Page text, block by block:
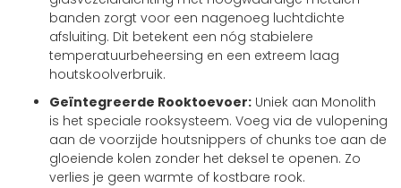
banden zorgt voor een nagenoeg luchtdichte
afsluiting. Dit betekent een nóg stabielere
temperatuurbeheersing en een extreem laag
houtskoolverbruik.
Geïntegreerde Rooktoevoer: Uniek aan Monolith
is het speciale rooksysteem. Voeg via de vulopening
aan de voorzijde houtsnippers of chunks toe aan de
gloeiende kolen zonder het deksel te openen. Zo
verlies je geen warmte of kostbare rook.